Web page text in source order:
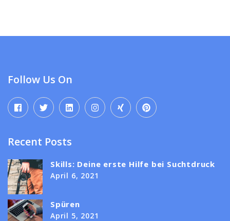
Follow Us On
Recent Posts
Skills: Deine erste Hilfe bei Suchtdruck
April 6, 2021
Spüren
April 5, 2021